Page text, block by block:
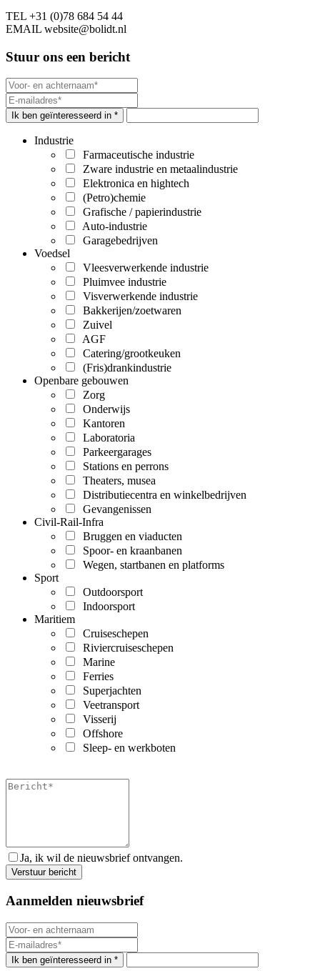
TEL +31 (0)78 684 54 44
EMAIL website@bolidt.nl
Stuur ons een bericht
Ik ben geïnteresseerd in *
Industrie
Farmaceutische industrie
Zware industrie en metaalindustrie
Elektronica en hightech
(Petro)chemie
Grafische / papierindustrie
Auto-industrie
Garagebedrijven
Voedsel
Vleesverwerkende industrie
Pluimvee industrie
Visverwerkende industrie
Bakkerijen/zoetwaren
Zuivel
AGF
Catering/grootkeuken
(Fris)drankindustrie
Openbare gebouwen
Zorg
Onderwijs
Kantoren
Laboratoria
Parkeergarages
Stations en perrons
Theaters, musea
Distributiecentra en winkelbedrijven
Gevangenissen
Civil-Rail-Infra
Bruggen en viaducten
Spoor- en kraanbanen
Wegen, startbanen en platforms
Sport
Outdoorsport
Indoorsport
Maritiem
Cruiseschepen
Riviercruiseschepen
Marine
Ferries
Superjachten
Veetransport
Visserij
Offshore
Sleep- en werkboten
Ja, ik wil de nieuwsbrief ontvangen.
Aanmelden nieuwsbrief
Ik ben geïnteresseerd in *